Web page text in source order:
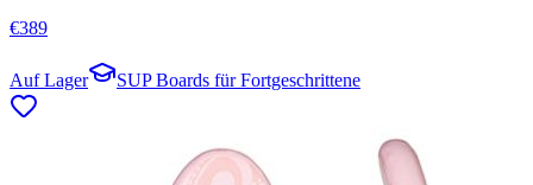
€389
Auf Lager SUP Boards für Fortgeschrittene